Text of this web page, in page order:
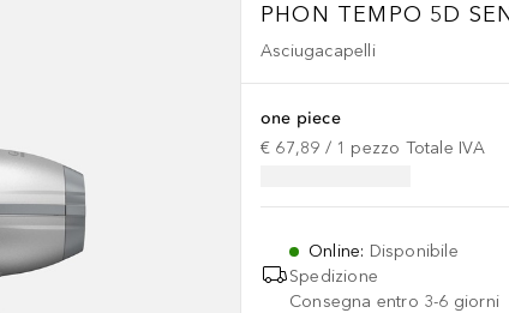
PHON TEMPO 5D
Asciugacapelli
one piece
€ 67,89 / 1 pezzo Totale IVA
Online: Disponibile
Spedizione
Consegna entro 3-6 giorni